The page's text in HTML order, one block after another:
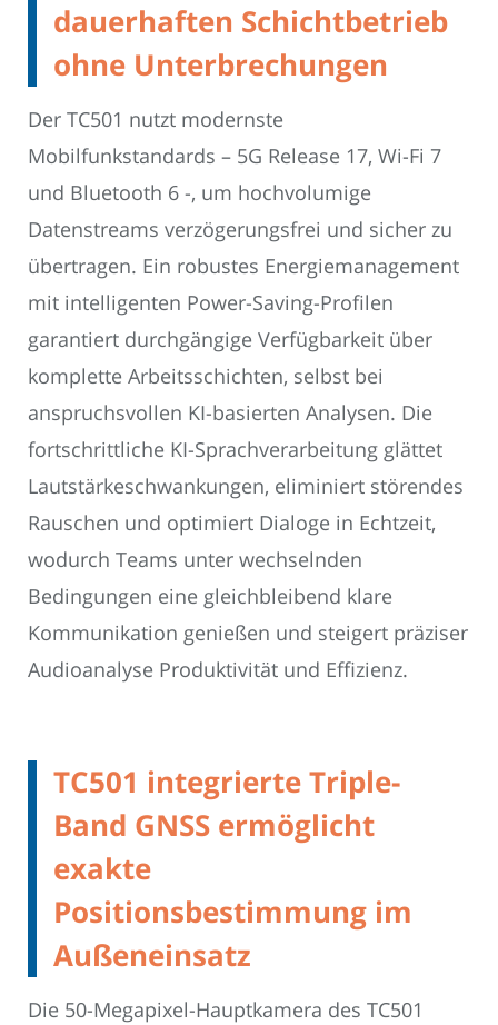
dauerhaften Schichtbetrieb
ohne Unterbrechungen
Der TC501 nutzt modernste
Mobilfunkstandards – 5G Release 17, Wi-Fi 7
und Bluetooth 6 -, um hochvolumige
Datenstreams verzögerungsfrei und sicher zu
übertragen. Ein robustes Energiemanagement
mit intelligenten Power-Saving-Profilen
garantiert durchgängige Verfügbarkeit über
komplette Arbeitsschichten, selbst bei
anspruchsvollen KI-basierten Analysen. Die
fortschrittliche KI-Sprachverarbeitung glättet
Lautstärkeschwankungen, eliminiert störendes
Rauschen und optimiert Dialoge in Echtzeit,
wodurch Teams unter wechselnden
Bedingungen eine gleichbleibend klare
Kommunikation genießen und steigert präziser
Audioanalyse Produktivität und Effizienz.
TC501 integrierte Triple-
Band GNSS ermöglicht
exakte
Positionsbestimmung im
Außeneinsatz
Die 50-Megapixel-Hauptkamera des TC501